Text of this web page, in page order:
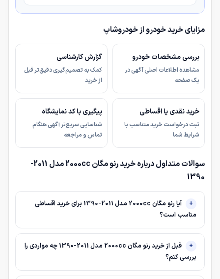
مزایای خرید خودرو از خودروشاپ
بررسی مشخصات خودرو
مشاهده اطلاعات اصلی آگهی در
یک صفحه
گزارش کارشناسی
کمک به تصمیم‌گیری دقیق‌تر قبل
از خرید
خرید نقدی یا اقساطی
ثبت درخواست خرید متناسب با
شرایط شما
پیگیری با کد نمایشگاه
شناسایی سریع‌تر آگهی هنگام
تماس و مراجعه
سوالات متداول درباره خرید رنو مگان 2000cc مدل 2011-
1390
آیا رنو مگان 2000cc مدل 2011-1390 برای خرید اقساطی
مناسب است؟
قبل از خرید رنو مگان 2000cc مدل 2011-1390 چه مواردی را
بررسی کنم؟